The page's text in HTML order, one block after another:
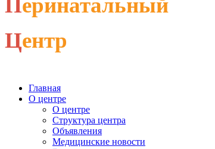
Перинатальный
Центр
Главная
О центре
О центре
Структура центра
Объявления
Медицинские новости